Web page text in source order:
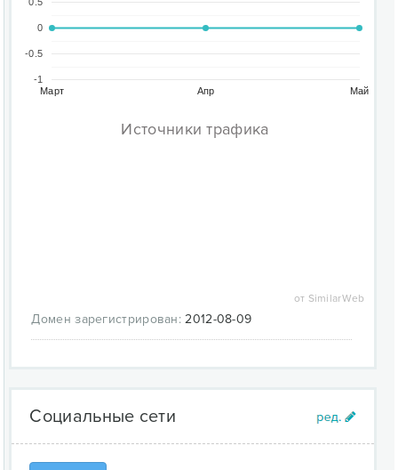
Март Апр Май
-1
-0.5
0
Источники трафика
от SimilarWeb
Домен зарегистрирован: 2012-08-09
Социальные сети